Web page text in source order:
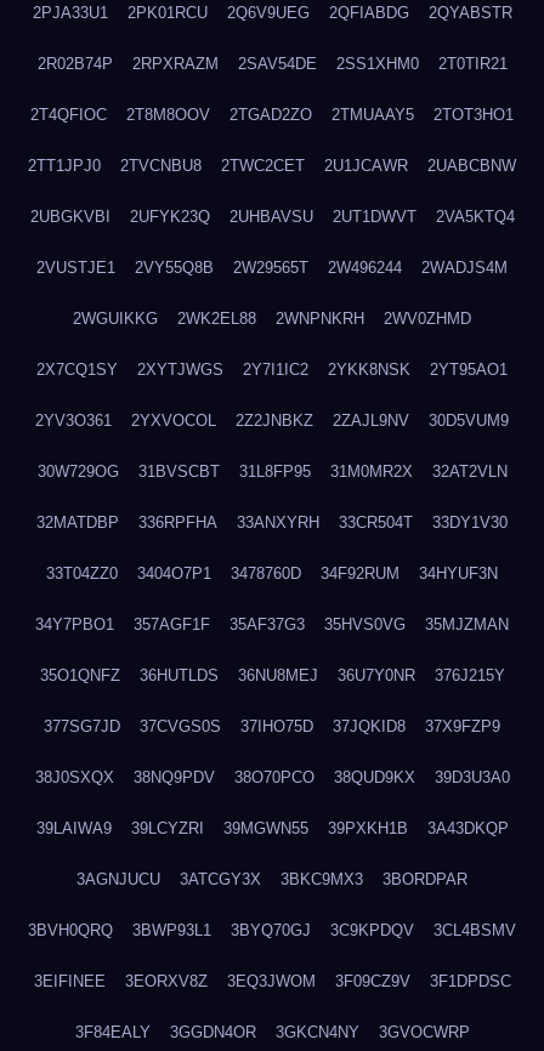
2PJA33U1 2PK01RCU 2Q6V9UEG 2QFIABDG 2QYABSTR
2R02B74P 2RPXRAZM 2SAV54DE 2SS1XHM0 2T0TIR21
2T4QFIOC 2T8M8OOV 2TGAD2ZO 2TMUAAY5 2TOT3HO1
2TT1JPJ0 2TVCNBU8 2TWC2CET 2U1JCAWR 2UABCBNW
2UBGKVBI 2UFYK23Q 2UHBAVSU 2UT1DWVT 2VA5KTQ4
2VUSTJE1 2VY55Q8B 2W29565T 2W496244 2WADJS4M
2WGUIKKG 2WK2EL88 2WNPNKRH 2WV0ZHMD
2X7CQ1SY 2XYTJWGS 2Y7I1IC2 2YKK8NSK 2YT95AO1
2YV3O361 2YXVOCOL 2Z2JNBKZ 2ZAJL9NV 30D5VUM9
30W729OG 31BVSCBT 31L8FP95 31M0MR2X 32AT2VLN
32MATDBP 336RPFHA 33ANXYRH 33CR504T 33DY1V30
33T04ZZ0 3404O7P1 3478760D 34F92RUM 34HYUF3N
34Y7PBO1 357AGF1F 35AF37G3 35HVS0VG 35MJZMAN
35O1QNFZ 36HUTLDS 36NU8MEJ 36U7Y0NR 376J215Y
377SG7JD 37CVGS0S 37IHO75D 37JQKID8 37X9FZP9
38J0SXQX 38NQ9PDV 38O70PCO 38QUD9KX 39D3U3A0
39LAIWA9 39LCYZRI 39MGWN55 39PXKH1B 3A43DKQP
3AGNJUCU 3ATCGY3X 3BKC9MX3 3BORDPAR
3BVH0QRQ 3BWP93L1 3BYQ70GJ 3C9KPDQV 3CL4BSMV
3EIFINEE 3EORXV8Z 3EQ3JWOM 3F09CZ9V 3F1DPDSC
3F84EALY 3GGDN4OR 3GKCN4NY 3GVOCWRP